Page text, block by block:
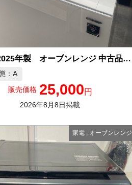
SHARP 2025年製 オーブンレンジ 中古品販売
：A
販売価格 25,000円
2026年8月8日掲載
家電, オーブンレンジ